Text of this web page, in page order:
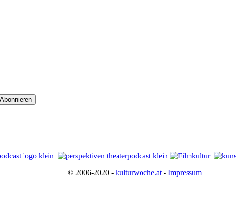
© 2006-2020 - kulturwoche.at - Impressum